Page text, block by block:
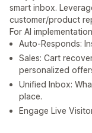
smart inbox.
customer/product
For AI
Auto-Responds:
Sales: Cart
personalized
Unified Inbox:
place.
Engage Live